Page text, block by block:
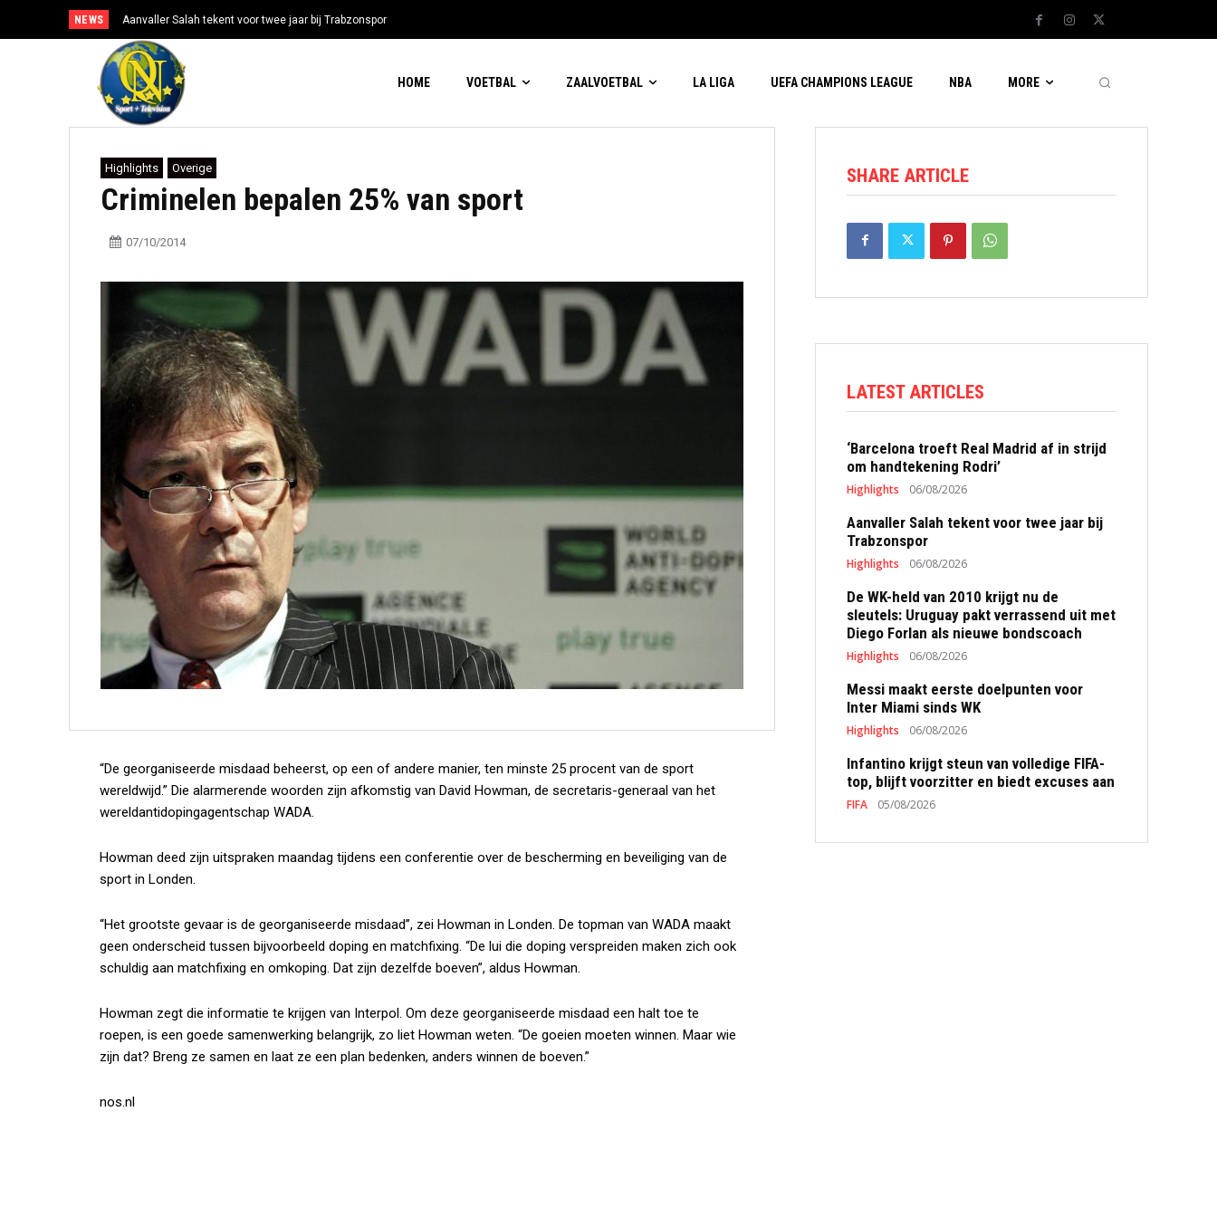
NEWS Aanvaller Salah tekent voor twee jaar bij Trabzonspor
HOME VOETBAL ZAALVOETBAL LA LIGA UEFA CHAMPIONS LEAGUE NBA MORE
Highlights Overige
Criminelen bepalen 25% van sport
07/10/2014
“De georganiseerde misdaad beheerst, op een of andere manier, ten minste 25 procent van de sport
wereldwijd.” Die alarmerende woorden zijn afkomstig van David Howman, de secretaris-generaal van het
wereldantidopingagentschap WADA.
Howman deed zijn uitspraken maandag tijdens een conferentie over de bescherming en beveiliging van de
sport in Londen.
“Het grootste gevaar is de georganiseerde misdaad”, zei Howman in Londen. De topman van WADA maakt
geen onderscheid tussen bijvoorbeeld doping en matchfixing. “De lui die doping verspreiden maken zich ook
schuldig aan matchfixing en omkoping. Dat zijn dezelfde boeven”, aldus Howman.
Howman zegt die informatie te krijgen van Interpol. Om deze georganiseerde misdaad een halt toe te
roepen, is een goede samenwerking belangrijk, zo liet Howman weten. “De goeien moeten winnen. Maar wie
zijn dat? Breng ze samen en laat ze een plan bedenken, anders winnen de boeven.”
nos.nl
SHARE ARTICLE
LATEST ARTICLES
‘Barcelona troeft Real Madrid af in strijd
om handtekening Rodri’
Highlights 06/08/2026
Aanvaller Salah tekent voor twee jaar bij
Trabzonspor
Highlights 06/08/2026
De WK-held van 2010 krijgt nu de
sleutels: Uruguay pakt verrassend uit met
Diego Forlan als nieuwe bondscoach
Highlights 06/08/2026
Messi maakt eerste doelpunten voor
Inter Miami sinds WK
Highlights 06/08/2026
Infantino krijgt steun van volledige FIFA-
top, blijft voorzitter en biedt excuses aan
FIFA 05/08/2026